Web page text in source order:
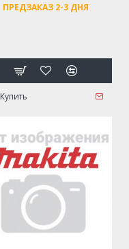
ПРЕДЗАКАЗ 2-3 ДНЯ
Купить